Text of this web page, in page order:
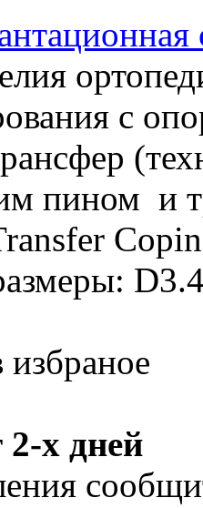
с
пином и
2-х дней